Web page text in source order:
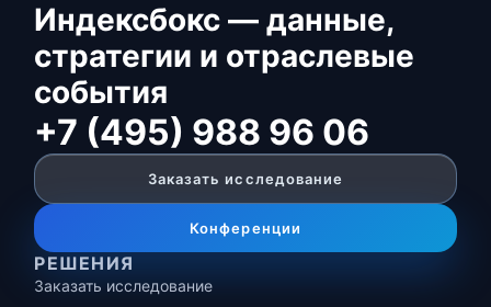
Индексбокс — данные,
стратегии и отраслевые
события
+7 (495) 988 96 06
Заказать исследование
Конференции
РЕШЕНИЯ
Заказать исследование